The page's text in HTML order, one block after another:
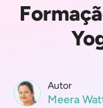
Autor
Meera